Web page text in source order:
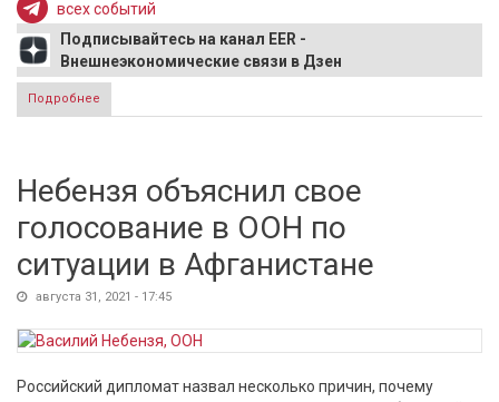
всех событий
Подписывайтесь на канал EER -
Внешнеэкономические связи в Дзен
Подробнее
Афганистана в Европу
Небензя объяснил свое
голосование в ООН по
ситуации в Афганистане
августа 31, 2021 - 17:45
Российский дипломат назвал несколько причин, почему